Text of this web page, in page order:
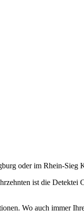
oder im Rhein-Sieg
ist die
Wo auch immer